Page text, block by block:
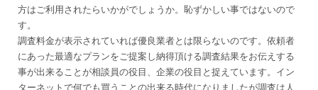
方はご利用されたらいかがでしょうか。恥ずかしい事ではないので
す。
調査料金が表示されていれば優良業者とは限らないのです。依頼者
にあった最適なプランをご提案し納得頂ける調査結果をお伝えする
事が出来ることが相談員の役目、企業の役目と捉えています。イン
ターネットで何でも買うことの出来る時代になりましたが調査は人